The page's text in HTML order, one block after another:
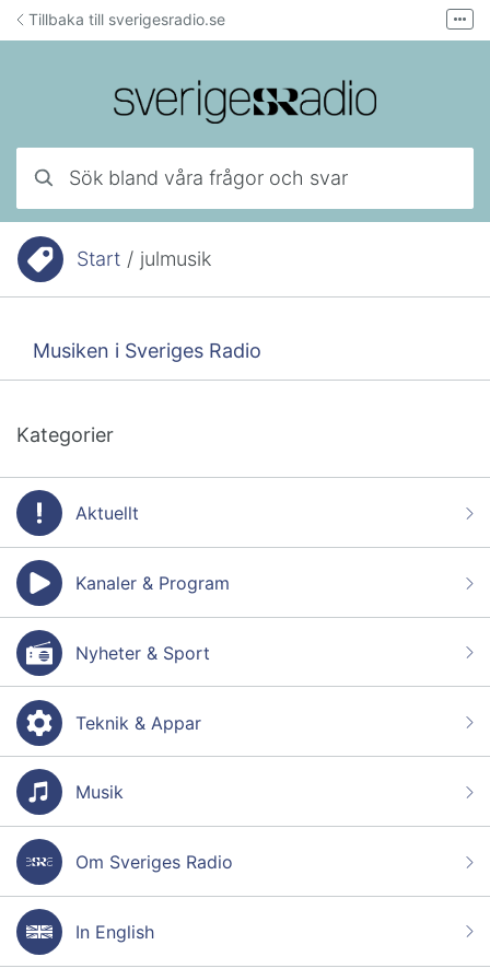
Hoppa till innehåll
Tillbaka till sverigesradio.se
Mejla lyssnarservice
Fler
Du är här:Start / julmusik
Musiken i Sveriges Radio
Kategorier
Aktuellt
Kanaler & Program
Nyheter & Sport
Teknik & Appar
Musik
Om Sveriges Radio
In English